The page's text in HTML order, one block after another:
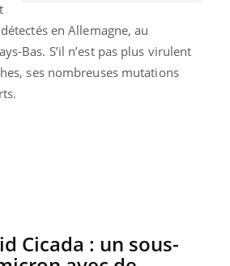
en Allemagne, au
Bas. S’il n’est pas plus virulent
ses nombreuses mutations
Cicada : un sous-